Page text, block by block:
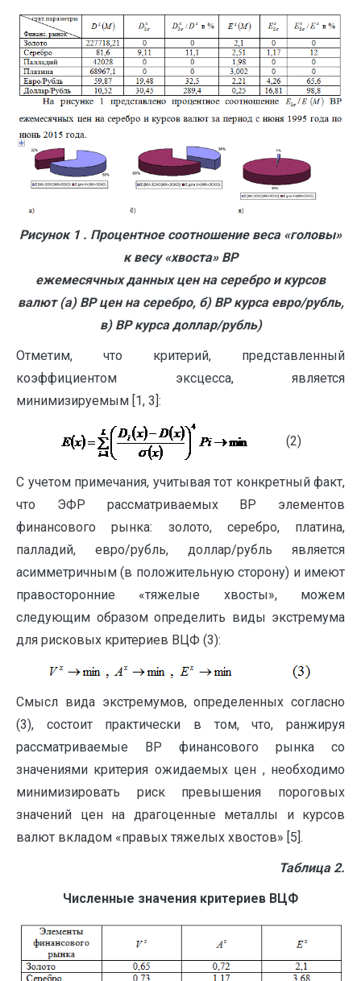
Рисунок 1 . Процентное соотношение веса «головы»
к весу «хвоста» ВР
ежемесячных данных цен на серебро и курсов
валют (а) ВР цен на серебро, б) ВР курса евро/рубль,
в) ВР курса доллар/рубль)
Отметим, что критерий, представленный
коэффициентом эксцесса, является
минимизируемым [1, 3]:
(2)
С учетом примечания, учитывая тот конкретный факт,
что ЭФР рассматриваемых ВР элементов
финансового рынка: золото, серебро, платина,
палладий, евро/рубль, доллар/рубль является
асимметричным (в положительную сторону) и имеют
правосторонние «тяжелые хвосты», можем
следующим образом определить виды экстремума
для рисковых критериев ВЦФ (3):
Смысл вида экстремумов, определенных согласно
(3), состоит практически в том, что, ранжируя
рассматриваемые ВР финансового рынка со
значениями критерия ожидаемых цен , необходимо
минимизировать риск превышения пороговых
значений цен на драгоценные металлы и курсов
валют вкладом «правых тяжелых хвостов» [5].
Таблица 2.
Численные значения критериев ВЦФ